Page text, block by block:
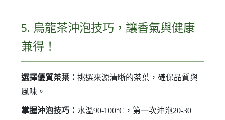
5. 烏龍茶沖泡技巧，讓香氣與健康
兼得！
選擇優質茶葉： 挑選來源清晰的茶葉，確保品質與
風味。
掌握沖泡技巧： 水溫90-100°C，第一次沖泡20-30